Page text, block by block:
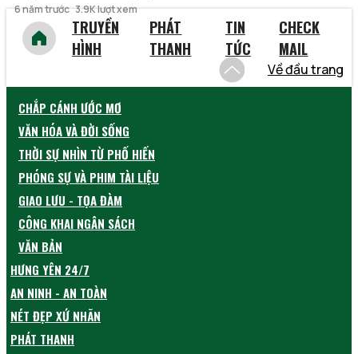
6 năm trước 3.9K lượt xem
TRUYỀN
HÌNH
PHÁT
THANH
TIN
TỨC
CHECK
MAIL
Về đầu trang
CHẮP CÁNH ƯỚC MƠ
VĂN HÓA VÀ ĐỜI SỐNG
THỜI SỰ NHÌN TỪ PHỐ HIẾN
PHÓNG SỰ VÀ PHIM TÀI LIỆU
GIAO LƯU - TỌA ĐÀM
CÔNG KHAI NGÂN SÁCH
VĂN BẢN
HƯNG YÊN 24/7
AN NINH - AN TOÀN
NÉT ĐẸP XỨ NHÃN
PHÁT THANH